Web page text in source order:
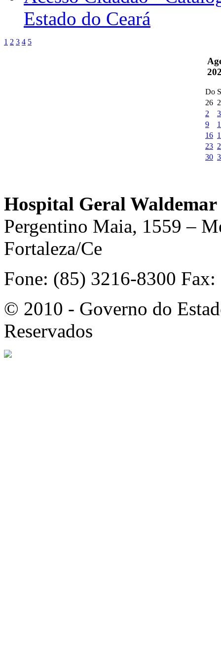
Estado do Ceará
1 2 3 4 5
Do
26
2
3
9
16
23
30
Hospital Geral
Pergentino Maia, 1559 –
Fortaleza/Ce
Fone: (85) 3216-8300
© 2010 - Governo do
Reservados